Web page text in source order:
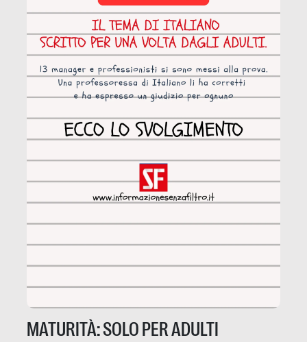
MATURITÀ: SOLO PER ADULTI